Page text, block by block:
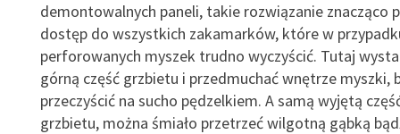
demontowalnych paneli, takie rozwiązanie znacząco
dostęp do wszystkich zakamarków, które w
perforowanych myszek trudno wyczyścić. Tutaj
górną część grzbietu i przedmuchać wnętrze myszki,
przeczyścić na sucho pędzelkiem. A samą wyjętą
grzbietu, można śmiało przetrzeć wilgotną gąbką